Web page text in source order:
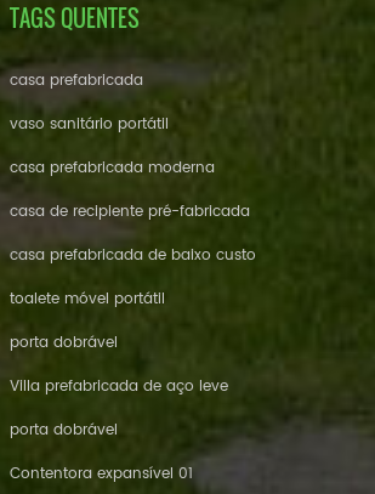
TAGS QUENTES
casa prefabricada
vaso sanitário portátil
casa prefabricada moderna
casa de recipiente pré-fabricada
casa prefabricada de baixo custo
toalete móvel portátil
porta dobrável
Villa prefabricada de aço leve
porta dobrável
Contentora expansível 01